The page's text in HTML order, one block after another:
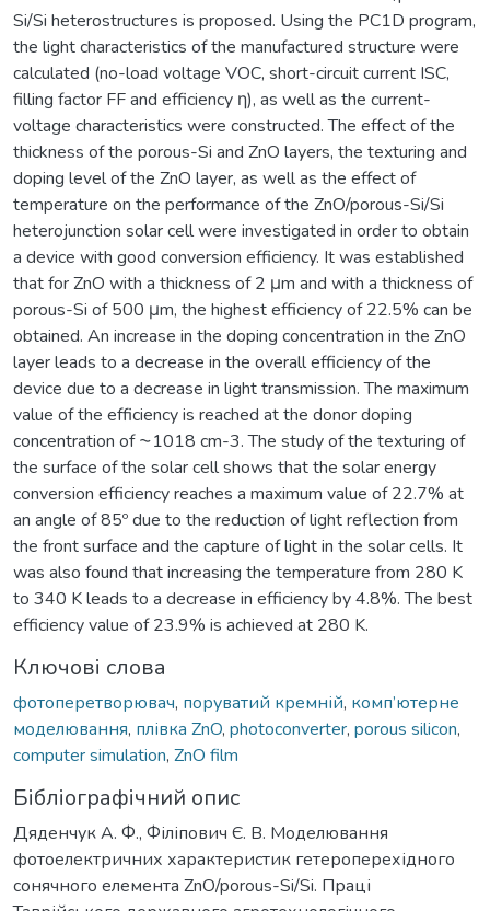
Si/Si heterostructures is proposed. Using the PC1D program,
the light characteristics of the manufactured structure were
calculated (no-load voltage VOC, short-circuit current ISC,
filling factor FF and efficiency η), as well as the current-
voltage characteristics were constructed. The effect of the
thickness of the porous-Si and ZnO layers, the texturing and
doping level of the ZnO layer, as well as the effect of
temperature on the performance of the ZnO/porous-Si/Si
heterojunction solar cell were investigated in order to obtain
a device with good conversion efficiency. It was established
that for ZnO with a thickness of 2 μm and with a thickness of
porous-Si of 500 μm, the highest efficiency of 22.5% can be
obtained. An increase in the doping concentration in the ZnO
layer leads to a decrease in the overall efficiency of the
device due to a decrease in light transmission. The maximum
value of the efficiency is reached at the donor doping
concentration of ⁓1018 cm-3. The study of the texturing of
the surface of the solar cell shows that the solar energy
conversion efficiency reaches a maximum value of 22.7% at
an angle of 85º due to the reduction of light reflection from
the front surface and the capture of light in the solar cells. It
was also found that increasing the temperature from 280 K
to 340 K leads to a decrease in efficiency by 4.8%. The best
efficiency value of 23.9% is achieved at 280 K.
Ключові слова
фотоперетворювач, поруватий кремній, комп’ютерне
моделювання, плівка ZnO, photoconverter, porous silicon,
computer simulation, ZnO film
Бібліографічний опис
Дяденчук А. Ф., Філіпович Є. В. Моделювання
фотоелектричних характеристик гетероперехідного
сонячного елемента ZnO/porous-Si/Si. Праці